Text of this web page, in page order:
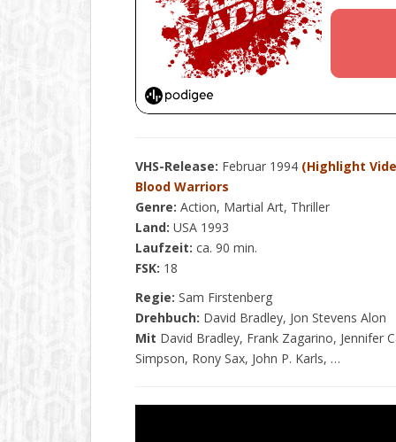
VHS-Release: Februar 1994 (Highlight
Blood Warriors
Genre: Action, Martial Art, Thriller
Land: USA 1993
Laufzeit: ca. 90 min.
FSK: 18
Regie: Sam Firstenberg
Drehbuch: David Bradley, Jon Stevens Alon
Mit David Bradley, Frank Zagarino, Jennifer
Simpson, Rony Sax, John P. Karls, …